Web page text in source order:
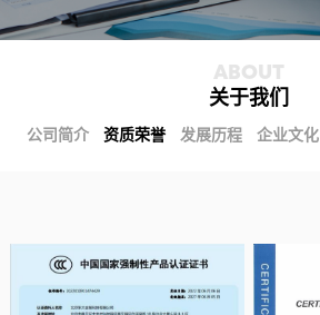
ABOUT
关于我们
公司简介 资质荣誉 发展历程 企业文化